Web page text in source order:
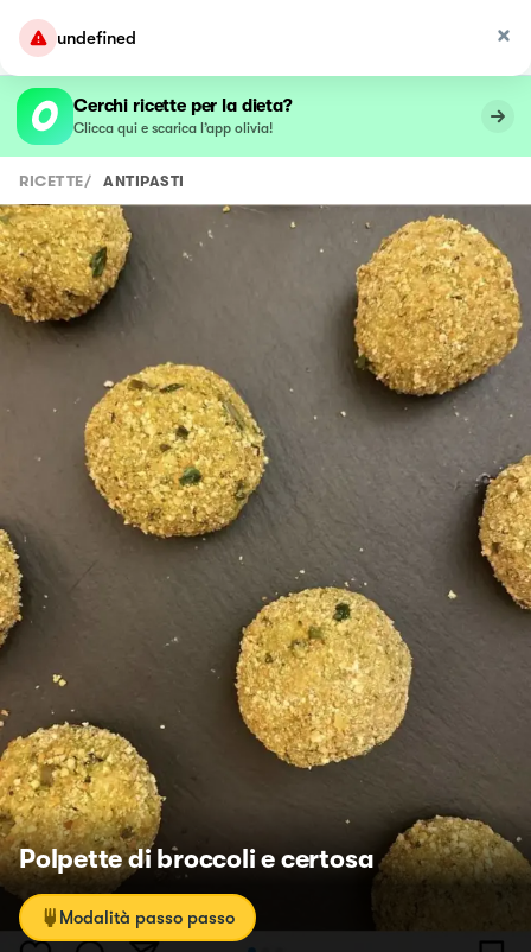
undefined
Cerchi ricette per la dieta?
Clicca qui e scarica l’app olivia!
RICETTE/ ANTIPASTI
Polpette di broccoli e certosa
Modalità passo passo